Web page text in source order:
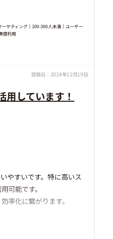
ケティング｜100-300人未満｜ユーザー
償利用
投稿日： 2024年12月19日
用しています！
やすいです。特に高いス
可能です。
率化に繋がります。